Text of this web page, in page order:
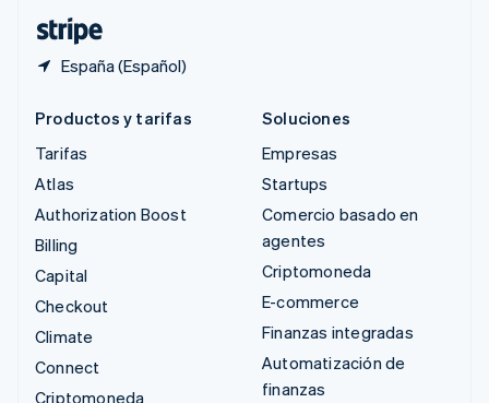
España (Español)
Productos y tarifas
Tarifas
Atlas
Authorization Boost
Billing
Capital
Checkout
Climate
Connect
Criptomoneda
Soluciones
Empresas
Startups
Comercio basado en
agentes
Criptomoneda
E-commerce
Finanzas integradas
Automatización de
finanzas